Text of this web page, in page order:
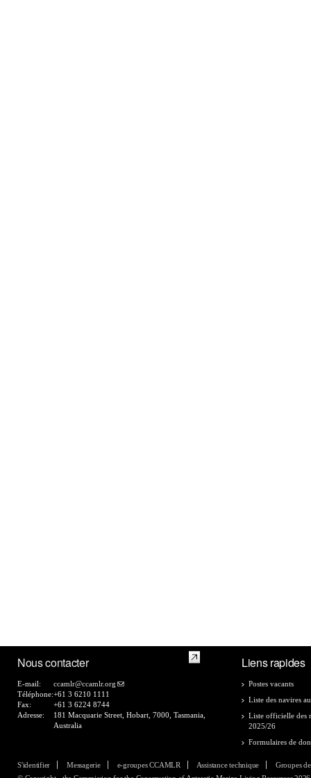
Nous contacter
E-mail:
ccamlr@ccamlr.org
Téléphone:+61 3 6210 1111
Fax:
+61 3 6224 8744
Adresse:
181 Macquarie Street, Hobart, 7000, Tasmania,
Australia
Liens rapides
Postes vacants
Liste des navires
Liste officielle des
2025/26
Formulaires de
S'identifier Messagerie e-groupes CCAMLR Assistance technique
Groupes